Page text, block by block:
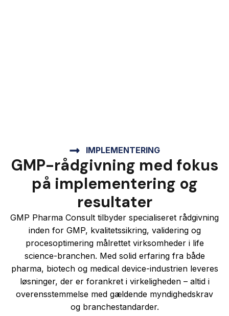
IMPLEMENTERING
GMP-rådgivning med fokus
på implementering og
resultater
GMP Pharma Consult tilbyder specialiseret rådgivning
inden for GMP, kvalitetssikring, validering og
procesoptimering målrettet virksomheder i life
science-branchen. Med solid erfaring fra både
pharma, biotech og medical device-industrien leveres
løsninger, der er forankret i virkeligheden – altid i
overensstemmelse med gældende myndighedskrav
og branchestandarder.